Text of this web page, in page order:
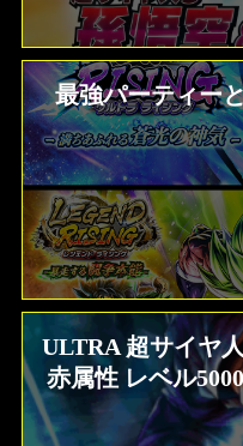
最強パーティーとランキング！【5/24更
ULTRA 超サイヤ人ゴッドSSベジット RED
赤属性 レベル